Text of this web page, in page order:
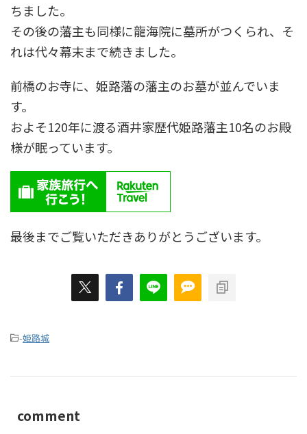
ちました。
その後の藩主も同様に龍海院に墓所がつくられ、そ
れは代々幕末まで続きました。
前橋のお寺に、姫路藩の藩主のお墓が並んでいま
す。
およそ120年に渡る酒井家歴代姫路藩主10名のお殿
様が眠っています。
最後までご覧いただきありがとうございます。
-姫路城
comment